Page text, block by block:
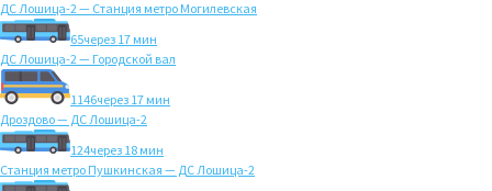
ДС Лошица-2 — Станция метро Могилевская
65через 17 мин
ДС Лошица-2 — Городской вал
1146через 17 мин
Дроздово — ДС Лошица-2
124через 18 мин
Станция метро Пушкинская — ДС Лошица-2